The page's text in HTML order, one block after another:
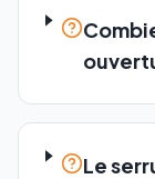
Le